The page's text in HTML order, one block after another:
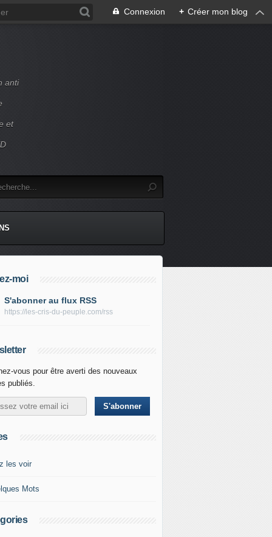
Connexion + Créer mon blog
anti
et
moi
S'abonner au flux RSS
https://les-cris-du-peuple.com/rss
vous pour être averti des nouveaux
publiés.
les voir
Mots